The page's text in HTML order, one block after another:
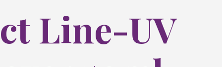
Line-UV